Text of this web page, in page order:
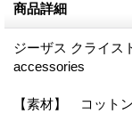
商品詳細
ジーザス クライス
accessories
【素材】 コット